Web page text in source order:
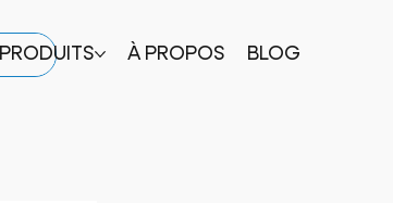
PRODUITS À PROPOS BLOG